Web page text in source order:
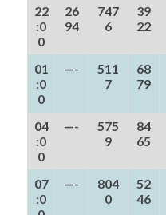
22
:0
0
26
94
747
6
39
22
01
:0
0
—-
511
7
68
79
04
:0
0
—-
575
9
84
65
07
:0
—-
804
0
52
46